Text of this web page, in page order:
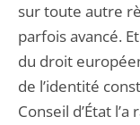
sur toute autre
parfois avancé.
du droit
de l’identité
Conseil d’État